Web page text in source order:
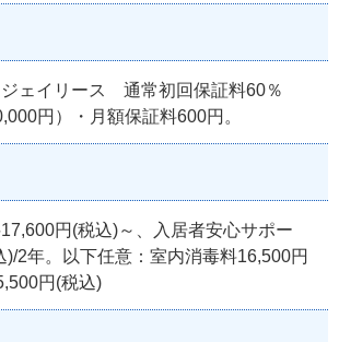
ェイリース 通常初回保証料60％
円）・月額保証料600円。
円(税込)～、入居者安心サポー
)/2年。以下任意：室内消毒料16,500円
円(税込)